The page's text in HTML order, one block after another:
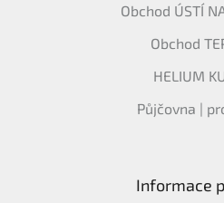
Obchod ÚSTÍ
Obchod
HELIUM
Půjčovna |
Informace